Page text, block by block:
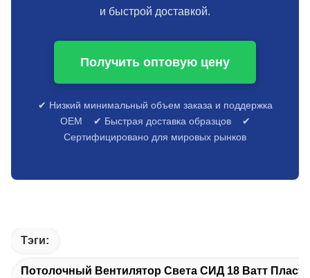
и быстрой доставкой.
Получить оптовую цену
✔ Низкий минимальный объем заказа и поддержка
OEM ✔ Быстрая доставка образцов ✔
Сертифицировано для мировых рынков
Тэги:
Потолочный Вентилятор Света СИД 18 Ватт